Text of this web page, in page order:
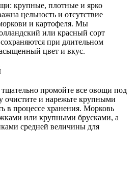
крупные, плотные и ярко
цельность и отсутствие
и картофеля. Мы
или красный сорт
при длительном
цвет и вкус.
промойте все овощи под
очистите и нарежьте крупными
в процессе хранения. Морковь
или крупными брусками, а
средней величины для